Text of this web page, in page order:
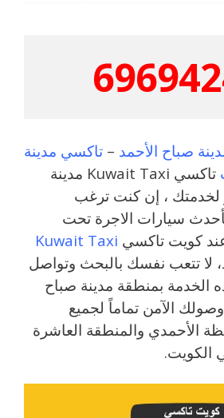
صباح الأحمد – تاكسي مدينة
تاكسي Kuwait Taxi مدينة
لخدمتك ، إن كنت ترغب
سيارات الاجرة تحت
كويت تاكسي Kuwait Taxi
لا تتعب نفسك بالبحث وتواصل
الخدمة بمنطقة مدينة صباح
الآمن تماماً لجميع
الأحمدي والمنطقة العاشرة
الكويت.